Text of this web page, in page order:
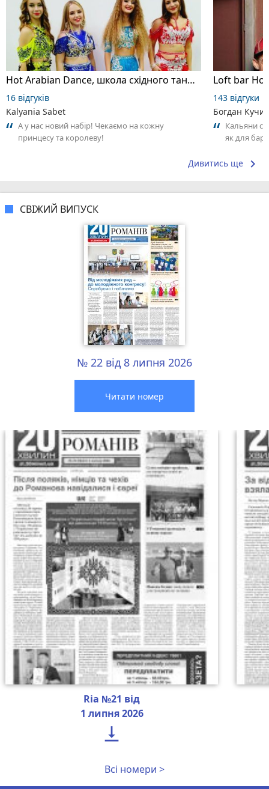
Hot Arabian Dance, школа східного танцю
16 відгуків
Kalyania Sabet
А у нас новий набір! Чекаємо на кожну
принцесу та королеву!
Loft bar
143 відгуки
Богдан
Кальяни
як для
Дивитись ще keyboard_arrow_right
СВІЖИЙ ВИПУСК
№ 22 від 8 липня 2026
Читати номер
Ria №21 від
1 липня 2026

Всі номери >